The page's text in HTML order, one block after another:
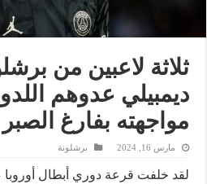
ثلاثة لاعبين من
ديمبيلي عدوهم
مواجهته بفارغ الصبر
مارس 16, 2024 برشلونة
لقد خلفت قرعة دوري أبطال أوروبا